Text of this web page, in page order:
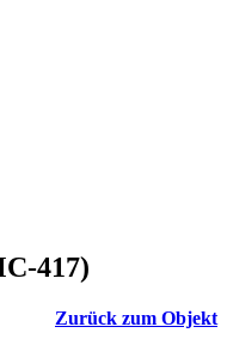
417)
Zurück zum Objekt